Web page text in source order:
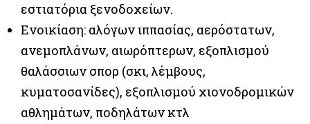
εστιατόρια ξενοδοχείων.
Ενοικίαση: αλόγων ιππασίας, αερόστατων,
ανεμοπλάνων, αιωρόπτερων, εξοπλισμού
θαλάσσιων σπορ (σκι, λέμβους,
κυματοσανίδες), εξοπλισμού χιονοδρομικών
αθλημάτων, ποδηλάτων κτλ